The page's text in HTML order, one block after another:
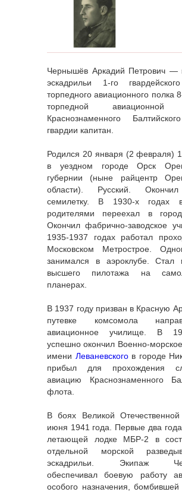
Чернышёв Аркадий Петрович —
эскадрильи 1-го
торпедного авиационного полка
торпедной авиационной
Краснознаменного
гвардии капитан.
Родился 20 января (2 февраля)
в уездном городе Орск
губернии (ныне райцентр
области). Русский.
семилетку. В 1930-х годах
родителями переехал в
Окончил фабрично-заводское
1935-1937 годах работал
Московском Метрострое.
занимался в аэроклубе. Стал
высшего пилотажа на
планерах.
В 1937 году призван в Красную
путевке комсомола
авиационное училище. В
успешно окончил Военно-
имени Леваневскогов городе
прибыл для прохождения
авиацию Краснознаменного
флота.
В боях Великой
июня 1941 года. Первые два
летающей лодке МБР-2 в
отдельной морской
эскадрильи. Экипаж
обеспечивал боевую работу
особого назначения, бомбившей